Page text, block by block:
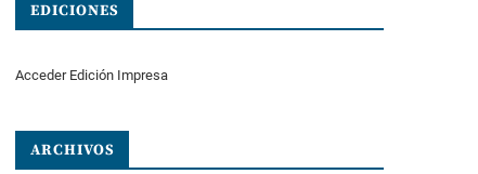
EDICIONES
Acceder Edición Impresa
ARCHIVOS